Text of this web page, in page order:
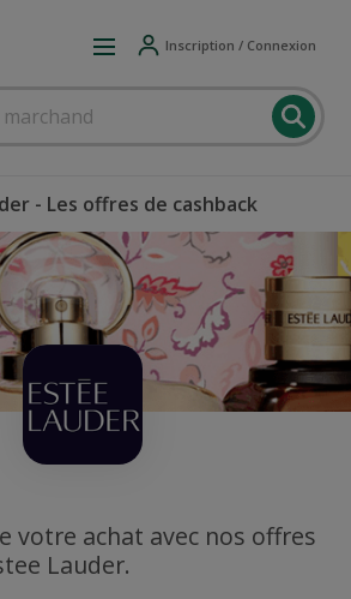
Inscription / Connexion
- Les offres de cashback
votre achat avec nos offres
Lauder.